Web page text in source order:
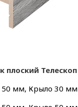
плоский Телескоп
мм, Крыло 30 мм